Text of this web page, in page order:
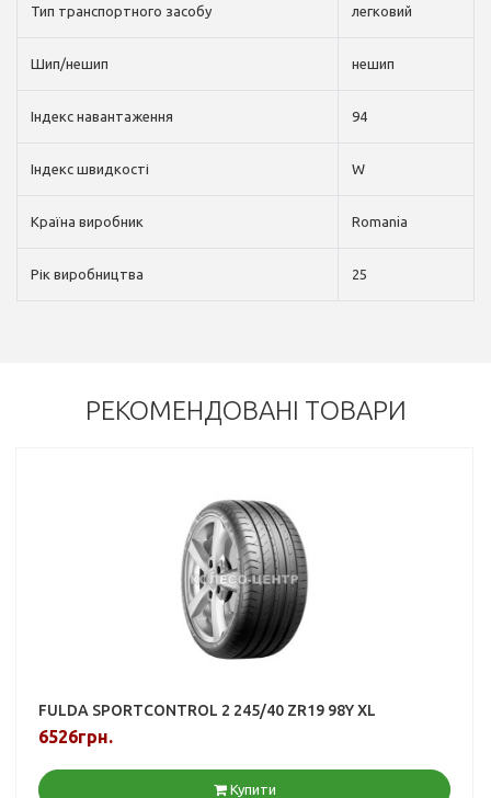
Тип транспортного засобу легковий
Шип/нешип нешип
Індекс навантаження 94
Індекс швидкості W
Країна виробник Romania
Рік виробництва 25
РЕКОМЕНДОВАНІ ТОВАРИ
FULDA SPORTCONTROL 2 245/40 ZR19 98Y XL
6526грн.
Купити